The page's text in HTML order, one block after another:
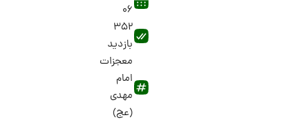
06
352
بازدید
معجزات
امام
مهدی
(عج)